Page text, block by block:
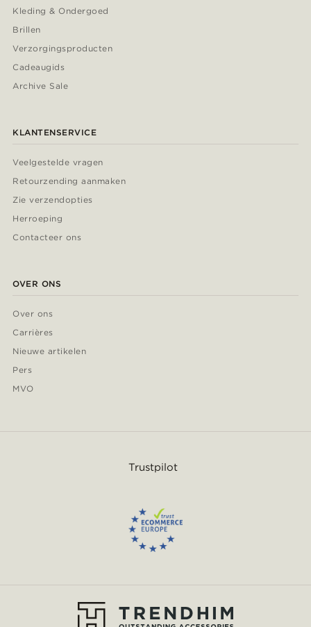
Kleding & Ondergoed
Brillen
Verzorgingsproducten
Cadeaugids
Archive Sale
KLANTENSERVICE
Veelgestelde vragen
Retourzending aanmaken
Zie verzendopties
Herroeping
Contacteer ons
OVER ONS
Over ons
Carrières
Nieuwe artikelen
Pers
MVO
Trustpilot